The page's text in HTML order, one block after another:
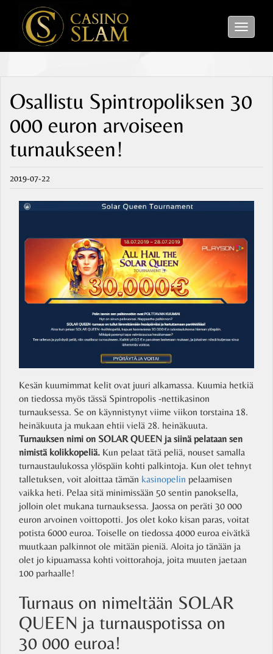
Toggle
Osallistu Spintropoliksen 30
000 euron arvoiseen
turnaukseen!
2019-07-22
Kesän kuumimmat kelit ovat juuri alkamassa. Kuumia hetkiä
on tiedossa myös tässä Spintropolis -nettikasinon
turnauksessa. Se on käynnistynyt viime viikon torstaina 18.
heinäkuuta ja mukaan ehtii vielä 28. heinäkuuta.
Turnauksen nimi on SOLAR QUEEN ja siinä pelataan sen
nimistä kolikkopeliä. Kun pelaat tätä peliä, nouset samalla
turnaustaulukossa ylöspäin kohti palkintoja. Kun olet tehnyt
talletuksen, voit aloittaa tämän kasinopelin pelaamisen
vaikka heti. Pelaa sitä minimissään 50 sentin panoksella,
jolloin olet mukana turnauksessa. Jaossa on peräti 30 000
euron arvoinen voittopotti. Jos olet koko kisan paras, voitat
potista 6000 euroa. Toiselle on tiedossa 4000 euroa eivätkä
muutkaan palkinnot ole mitään pieniä. Aloita jo tänään ja
olet jo kipuamassa kohti voittorahoja, joita muuten jaetaan
100 parhaalle!
Turnaus on nimeltään SOLAR
QUEEN ja turnauspotissa on
30 000 euroa!